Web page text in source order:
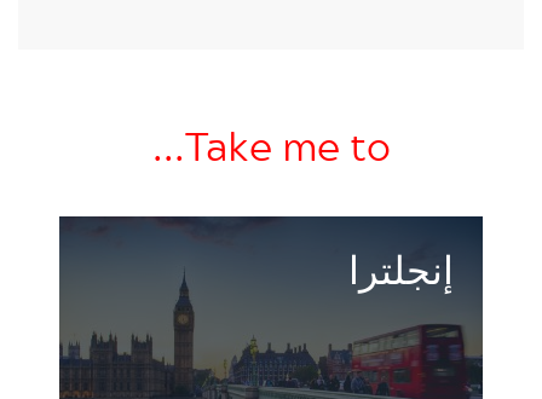
Take me to...
إنجلترا
مركز متعدد الثقافات للفنون والأعمال والصناعة